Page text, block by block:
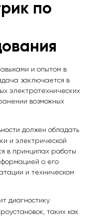
по
и опытом в
заключается в
электротехнических
возможных
должен обладать
и электрической
в принципах работы
о его
и техническом
диагностику
таких как